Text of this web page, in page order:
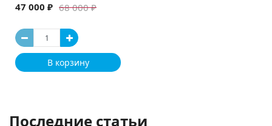
68 000 ₽
47 000 ₽
В корзину
Последние статьи